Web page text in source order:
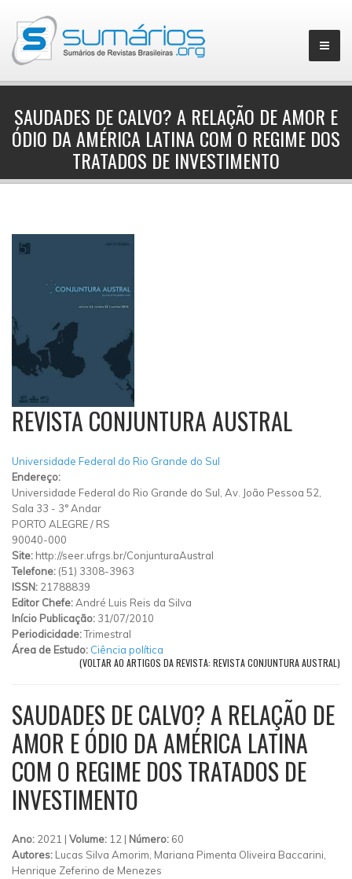
▼
SAUDADES DE CALVO? A RELAÇÃO DE AMOR E
ÓDIO DA AMÉRICA LATINA COM O REGIME DOS
TRATADOS DE INVESTIMENTO
REVISTA CONJUNTURA AUSTRAL
Universidade Federal do Rio Grande do Sul
Endereço:
Universidade Federal do Rio Grande do Sul, Av. João Pessoa 52,
Sala 33 - 3° Andar
PORTO ALEGRE/ RS
90040-000
Site: http://seer.ufrgs.br/ConjunturaAustral
Telefone: (51) 3308-3963
ISSN: 21788839
Editor Chefe:André Luis Reis da Silva
Início Publicação: 31/07/2010
Periodicidade:Trimestral
Área de Estudo: Ciência política
(VOLTAR AO ARTIGOS DA REVISTA: REVISTA CONJUNTURA AUSTRAL)
SAUDADES DE CALVO? A RELAÇÃO DE
AMOR E ÓDIO DA AMÉRICA LATINA
COM O REGIME DOS TRATADOS DE
INVESTIMENTO
Ano: 2021 | Volume: 12 | Número: 60
Autores: Lucas Silva Amorim, Mariana Pimenta Oliveira Baccarini,
Henrique Zeferino de Menezes